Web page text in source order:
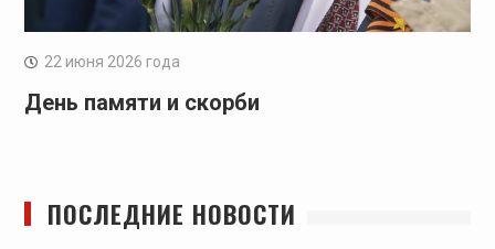
22 июня 2026 года
День памяти и скорби
ПОСЛЕДНИЕ НОВОСТИ